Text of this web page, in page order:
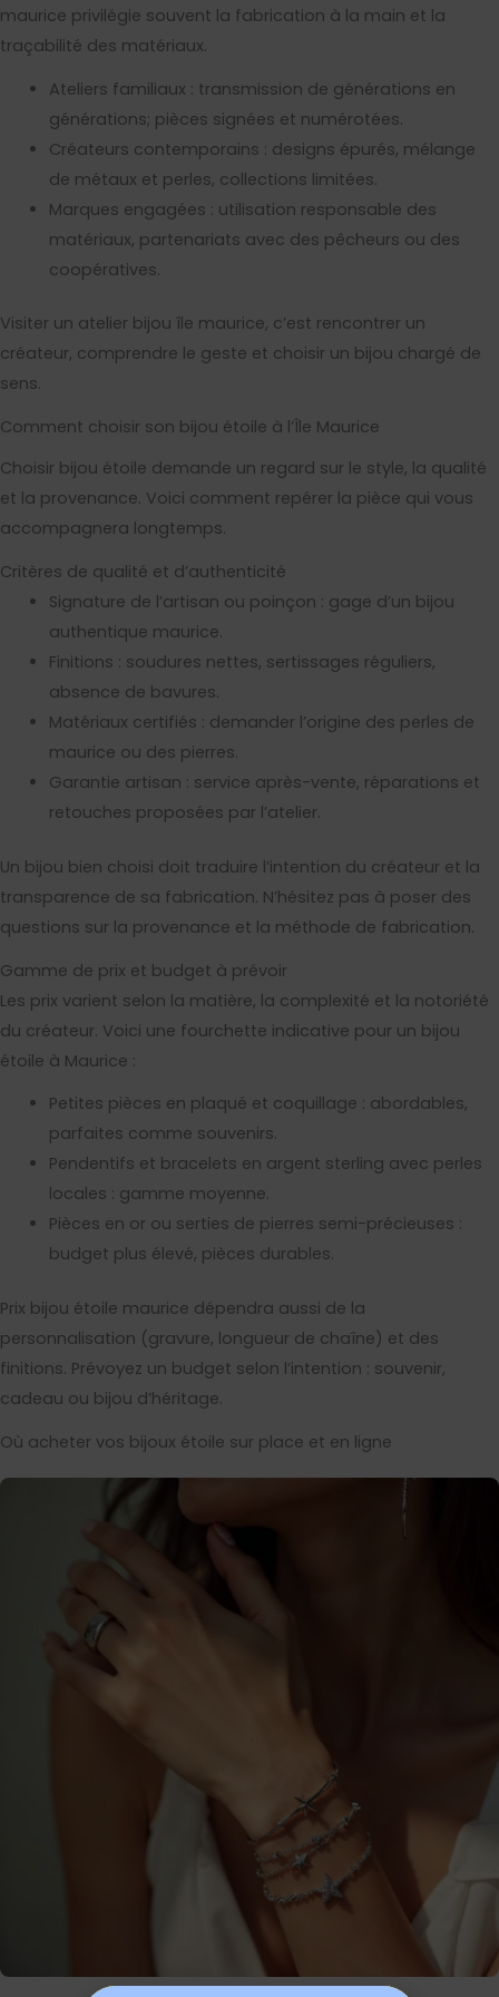
maurice privilégie souvent la fabrication à la main et la
traçabilité des matériaux.
Ateliers familiaux : transmission de générations en
générations; pièces signées et numérotées.
Créateurs contemporains : designs épurés, mélange
de métaux et perles, collections limitées.
Marques engagées : utilisation responsable des
matériaux, partenariats avec des pêcheurs ou des
coopératives.
Visiter un atelier bijou île maurice, c’est rencontrer un
créateur, comprendre le geste et choisir un bijou chargé de
sens.
Comment choisir son bijou étoile à l’Île Maurice
Choisir bijou étoile demande un regard sur le style, la qualité
et la provenance. Voici comment repérer la pièce qui vous
accompagnera longtemps.
Critères de qualité et d’authenticité
Signature de l’artisan ou poinçon : gage d’un bijou
authentique maurice.
Finitions : soudures nettes, sertissages réguliers,
absence de bavures.
Matériaux certifiés : demander l’origine des perles de
maurice ou des pierres.
Garantie artisan : service après-vente, réparations et
retouches proposées par l’atelier.
Un bijou bien choisi doit traduire l’intention du créateur et la
transparence de sa fabrication. N’hésitez pas à poser des
questions sur la provenance et la méthode de fabrication.
Gamme de prix et budget à prévoir
Les prix varient selon la matière, la complexité et la notoriété
du créateur. Voici une fourchette indicative pour un bijou
étoile à Maurice :
Petites pièces en plaqué et coquillage : abordables,
parfaites comme souvenirs.
Pendentifs et bracelets en argent sterling avec perles
locales : gamme moyenne.
Pièces en or ou serties de pierres semi-précieuses :
budget plus élevé, pièces durables.
Prix bijou étoile maurice dépendra aussi de la
personnalisation (gravure, longueur de chaîne) et des
finitions. Prévoyez un budget selon l’intention : souvenir,
cadeau ou bijou d’héritage.
Où acheter vos bijoux étoile sur place et en ligne